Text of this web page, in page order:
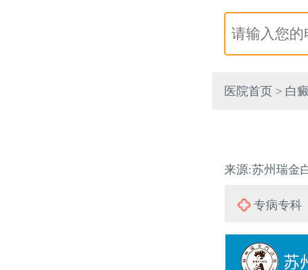
医院首页 > 白
来源:苏州瑞金
专病专科